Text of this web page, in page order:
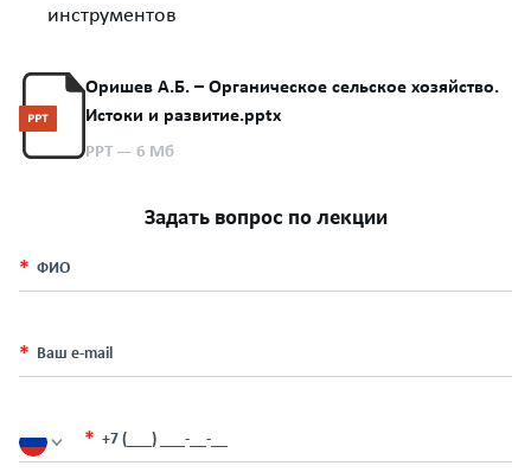
инструментов
Оришев А.Б. – Органическое сельское хозяйство.
Истоки и развитие.pptx
PPT — 6 Мб
Задать вопрос по лекции
ФИО
Ваш e-mail
+7 (___) ___-__-__